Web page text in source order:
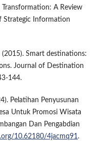
A Review
Strategic Information
(2015). Smart destinations:
Journal of Destination
144.
Pelatihan Penyusunan
Untuk Promosi Wisata
Dan Pengabdian
10.62180/4jacmq91.